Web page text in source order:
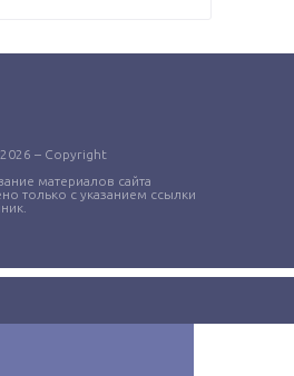
– Copyright
материалов сайта
только с указанием ссылки